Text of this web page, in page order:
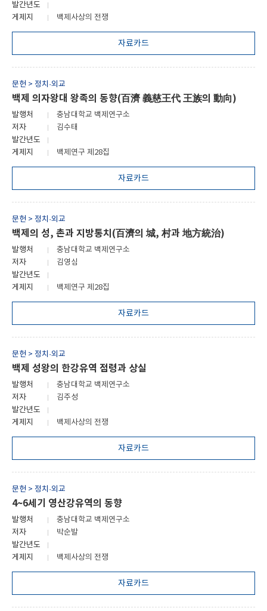
발간년도
게제지
백제사상의 전쟁
자료카드
문헌 > 정치·외교
백제 의자왕대 왕족의 동향(百濟 義慈王代 王族의 動向)
발행처
충남대학교 백제연구소
저자
김수태
발간년도
게제지
백제연구 제28집
자료카드
문헌 > 정치·외교
백제의 성, 촌과 지방통치(百濟의 城, 村과 地方統治)
발행처
충남대학교 백제연구소
저자
김영심
발간년도
게제지
백제연구 제28집
자료카드
문헌 > 정치·외교
백제 성왕의 한강유역 점령과 상실
발행처
충남대학교 백제연구소
저자
김주성
발간년도
게제지
백제사상의 전쟁
자료카드
문헌 > 정치·외교
4~6세기 영산강유역의 동향
발행처
충남대학교 백제연구소
저자
박순발
발간년도
게제지
백제사상의 전쟁
자료카드